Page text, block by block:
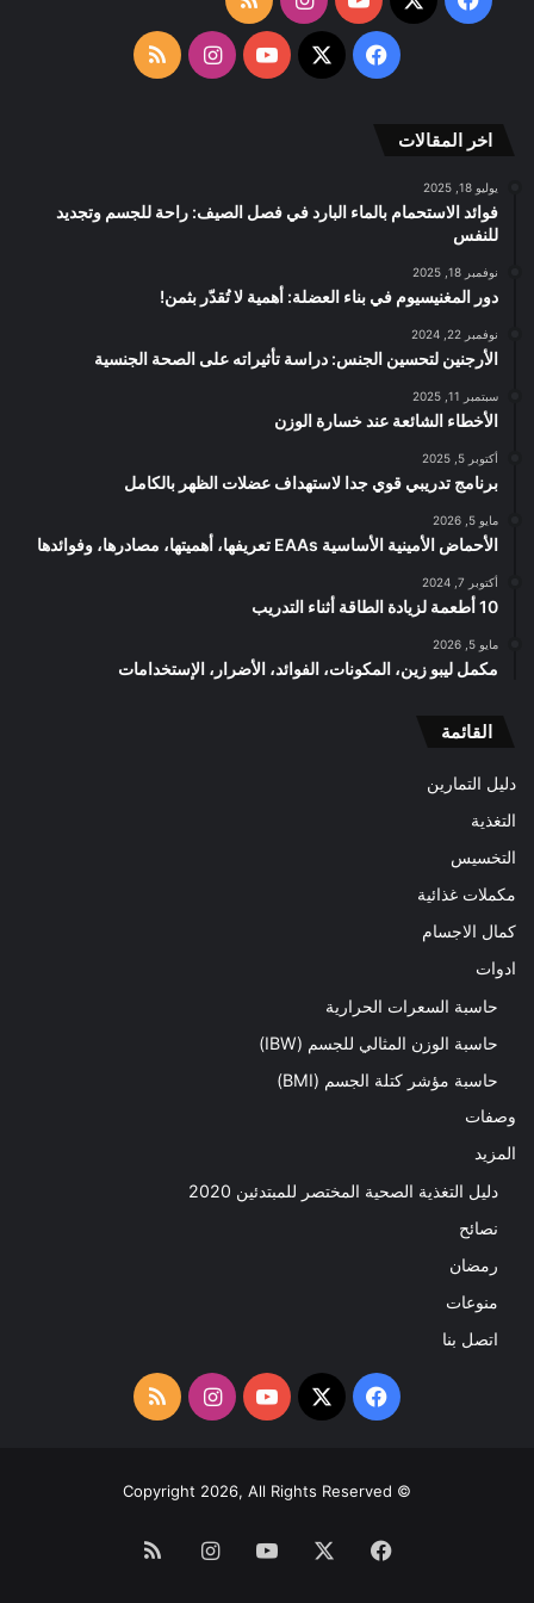
الموقع
فيسبوك
‫X
‫YouTubeانستقرامملخص
اخر المقالات
يوليو 18, 2025
فوائد الاستحمام بالماء البارد في فصل الصيف: راحة للجسم وتجديد
للنفس
نوفمبر 18, 2025
دور المغنيسيوم في بناء العضلة: أهمية لا تُقدّر بثمن!
نوفمبر 22, 2024
الأرجنين لتحسين الجنس: دراسة تأثيراته على الصحة الجنسية
سبتمبر 11, 2025
الأخطاء الشائعة عند خسارة الوزن
أكتوبر 5, 2025
برنامج تدريبي قوي جدا لاستهداف عضلات الظهر بالكامل
مايو 5, 2026
الأحماض الأمينية الأساسية EAAs تعريفها، أهميتها، مصادرها، وفوائدها
أكتوبر 7, 2024
10 أطعمة لزيادة الطاقة أثناء التدريب
مايو 5, 2026
مكمل ليبو زين، المكونات، الفوائد، الأضرار، الإستخدامات
القائمة
دليل التمارين
التغذية
التخسيس
مكملات غذائية
كمال الاجسام
ادوات
حاسبة السعرات الحرارية
حاسبة الوزن المثالي للجسم (IBW)
حاسبة مؤشر كتلة الجسم (BMI)
وصفات
المزيد
دليل التغذية الصحية المختصر للمبتدئين 2020​
نصائح
رمضان
منوعات
اتصل بنا
فيسبوك
‫X
‫YouTubeانستقرامملخص
RSS
© Copyright 2026, All Rights Reserved
فيسبوك ‫YouTubeانستقرام